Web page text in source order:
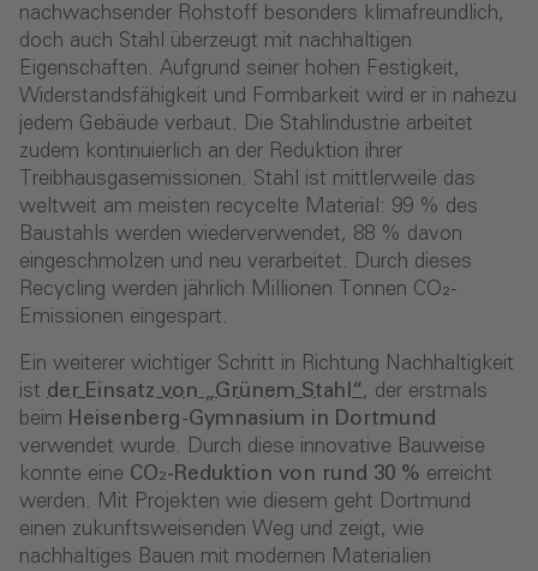
nachwachsender Rohstoff besonders klimafreundlich,
doch auch Stahl überzeugt mit nachhaltigen
Eigenschaften. Aufgrund seiner hohen Festigkeit,
Widerstandsfähigkeit und Formbarkeit wird er in nahezu
jedem Gebäude verbaut. Die Stahlindustrie arbeitet
zudem kontinuierlich an der Reduktion ihrer
Treibhausgasemissionen. Stahl ist mittlerweile das
weltweit am meisten recycelte Material: 99 % des
Baustahls werden wiederverwendet, 88 % davon
eingeschmolzen und neu verarbeitet. Durch dieses
Recycling werden jährlich Millionen Tonnen CO₂-
Emissionen eingespart.
Ein weiterer wichtiger Schritt in Richtung Nachhaltigkeit
ist der Einsatz von „Grünem Stahl“, der erstmals
beim Heisenberg-Gymnasium in Dortmund
verwendet wurde. Durch diese innovative Bauweise
konnte eine CO₂-Reduktion von rund 30 % erreicht
werden. Mit Projekten wie diesem geht Dortmund
einen zukunftsweisenden Weg und zeigt, wie
nachhaltiges Bauen mit modernen Materialien